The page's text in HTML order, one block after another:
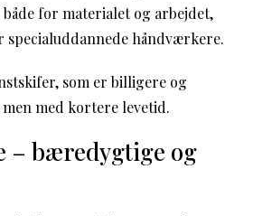
for materialet og arbejdet,
specialuddannede håndværkere.
som er billigere og
med kortere levetid.
– bæredygtige og